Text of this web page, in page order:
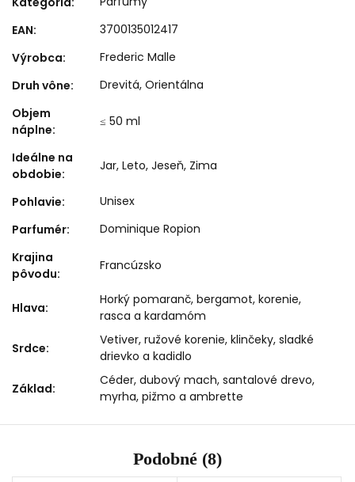
EAN:
3700135012417
Výrobca:
Frederic Malle
Druh vône: Drevitá, Orientálna
Objem
náplne:
≤ 50 ml
Ideálne na
obdobie:
Jar, Leto, Jeseň, Zima
Pohlavie:
Unisex
Parfumér:
Dominique Ropion
Krajina
pôvodu:
Francúzsko
Hlava:
Horký pomaranč, bergamot, korenie,
rasca a kardamóm
Srdce:
Vetiver, ružové korenie, klinčeky, sladké
drievko a kadidlo
Základ:
Céder, dubový mach, santalové drevo,
myrha, pižmo a ambrette
Podobné (8)